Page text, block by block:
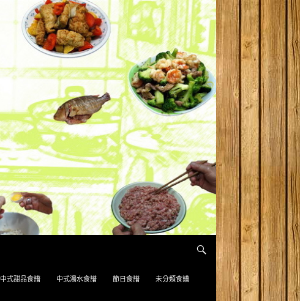
中式甜品食譜 中式湯水食譜 節日食譜 未分類食譜